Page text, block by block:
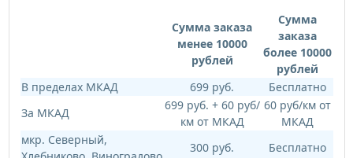
Сумма заказа
менее 10000
рублей
Сумма
заказа
более 10000
рублей
В пределах МКАД
699 руб.
Бесплатно
За МКАД
699 руб. + 60 руб/
км от МКАД
60 руб/км от
МКАД
мкр. Северный,
300 руб.
Бесплатно